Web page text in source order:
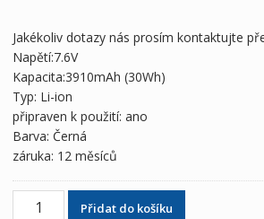
1,724 Kč962 Kč
Jakékoliv dotazy nás prosím kontaktujte
Napětí:7.6V
Kapacita:3910mAh (30Wh)
Typ: Li-ion
připraven k použití: ano
Barva: Černá
záruka: 12 měsíců
Originální
Přidat do košíku